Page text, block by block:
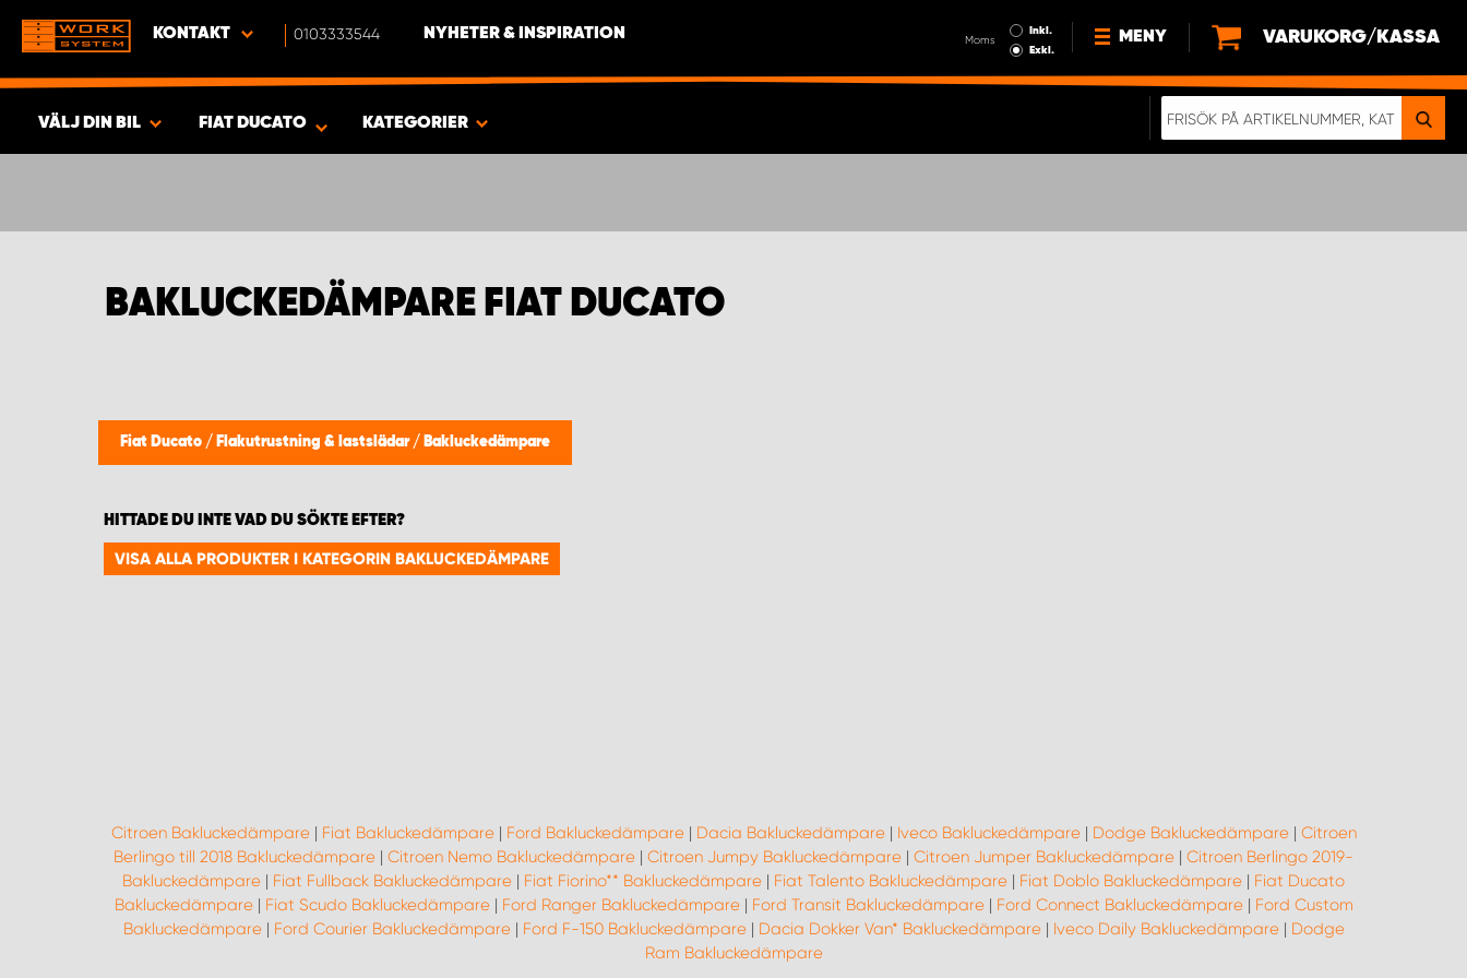
KONTAKT 0103333544 NYHETER & INSPIRATION Moms
Inkl.
Exkl.
MENY
NYHETER
VARUKORG/KASSA
VÄLJ DIN BIL
PRODUKTER
FIAT DUCATO KATEGORIER
BAKLUCKEDÄMPARE FIAT DUCATO
Fiat Ducato / Flakutrustning & lastslädar / Bakluckedämpare
HITTADE DU INTE VAD DU SÖKTE EFTER?
VISA ALLA PRODUKTER I KATEGORIN BAKLUCKEDÄMPARE
Citroen Bakluckedämpare| Fiat Bakluckedämpare| Ford Bakluckedämpare| Dacia Bakluckedämpare| Iveco Bakluckedämpare| Dodge Bakluckedämpare| Citroen
Berlingo till 2018 Bakluckedämpare | Citroen Nemo Bakluckedämpare | Citroen Jumpy Bakluckedämpare | Citroen Jumper Bakluckedämpare | Citroen Berlingo 2019-
Bakluckedämpare | Fiat Fullback Bakluckedämpare | Fiat Fiorino** Bakluckedämpare | Fiat Talento Bakluckedämpare | Fiat Doblo Bakluckedämpare | Fiat Ducato
Bakluckedämpare| Fiat Scudo Bakluckedämpare| Ford Ranger Bakluckedämpare| Ford Transit Bakluckedämpare| Ford Connect Bakluckedämpare| Ford Custom
Bakluckedämpare| Ford Courier Bakluckedämpare| Ford F-150 Bakluckedämpare| Dacia Dokker Van* Bakluckedämpare| Iveco Daily Bakluckedämpare| Dodge
Ram Bakluckedämpare